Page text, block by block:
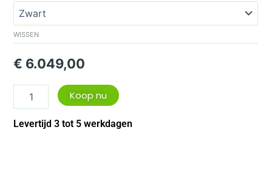
WISSEN
€ 6.049,00
CS
aantal
Koop nu
Levertijd 3 tot 5 werkdagen